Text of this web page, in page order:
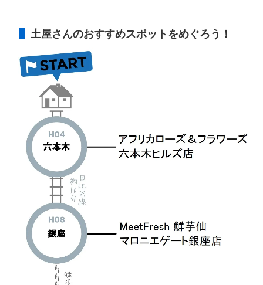
土屋さんのおすすめスポットをめぐろう！